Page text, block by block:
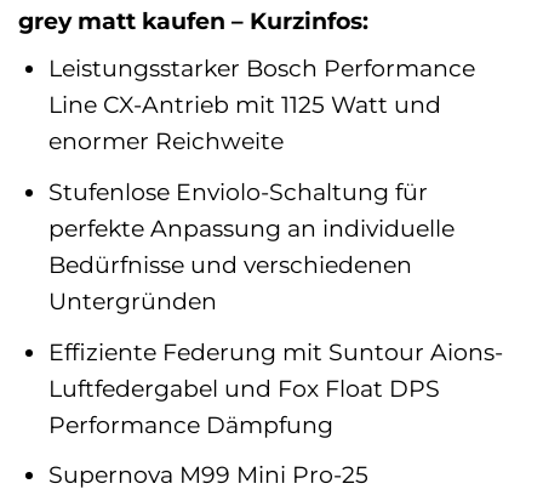
grey matt kaufen – Kurzinfos:
Leistungsstarker Bosch Performance
Line CX-Antrieb mit 1125 Watt und
enormer Reichweite
Stufenlose Enviolo-Schaltung für
perfekte Anpassung an individuelle
Bedürfnisse und verschiedenen
Untergründen
Effiziente Federung mit Suntour Aions-
Luftfedergabel und Fox Float DPS
Performance Dämpfung
Supernova M99 Mini Pro-25